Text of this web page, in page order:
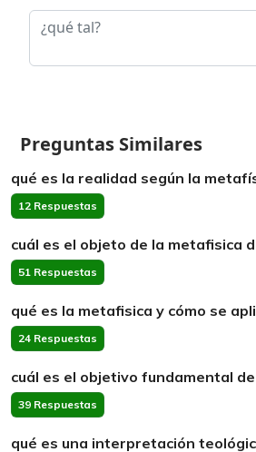
Preguntas Similares
qué es la realidad según la
12 Respuestas
cuál es el objeto de la metafisica
51 Respuestas
qué es la metafisica y cómo se
24 Respuestas
cuál es el objetivo fundamental
39 Respuestas
qué es una interpretación